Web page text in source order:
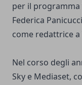
per il programma
Federica
come redattrice
Nel corso degli
Sky e Mediaset,